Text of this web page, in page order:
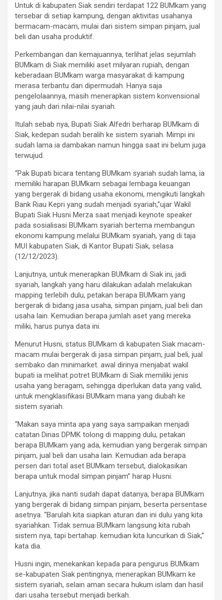
Untuk di kabupaten Siak sendiri terdapat 122 BUMkam yang
tersebar di setiap kampung, dengan aktivitas usahanya
bermacam-macam, mulai dari sistem simpan pinjam, jual
beli dan usaha produktif.
Perkembangan dan kemajuannya, terlihat jelas sejumlah
BUMkam di Siak memiliki aset milyaran rupiah, dengan
keberadaan BUMkam warga masyarakat di kampung
merasa terbantu dan dipermudah. Hanya saja
pengelolaannya, masih menerapkan sistem konvensional
yang jauh dari nilai-nilai syariah.
Itulah sebab nya, Bupati Siak Alfedri berharap BUMkam di
Siak, kedepan sudah beralih ke sistem syariah. Mimpi ini
sudah lama ia dambakan namun hingga saat ini belum juga
terwujud.
“Pak Bupati bicara tentang BUMkam syariah sudah lama, ia
memiliki harapan BUMkam sebagai lembaga keuangan
yang bergerak di bidang usaha ekonomi, mengikuti langkah
Bank Riau Kepri yang sudah menjadi syariah,”ujar Wakil
Bupati Siak Husni Merza saat menjadi keynote speaker
pada sosialisasi BUMkam syariah bertema membangun
ekonomi kampung melalui BUMkam syariah, yang di taja
MUI kabupaten Siak, di Kantor Bupati Siak, selasa
(12/12/2023).
Lanjutnya, untuk menerapkan BUMkam di Siak ini, jadi
syariah, langkah yang haru dilakukan adalah melakukan
mapping terlebih dulu, petakan berapa BUMkam yang
bergerak di bidang jasa usaha, simpan pinjam, jual beli dan
usaha lain. Kemudian berapa jumlah aset yang mereka
miliki, harus punya data ini.
Menurut Husni, status BUMkam di kabupaten Siak macam-
macam mulai bergerak di jasa simpan pinjam, jual beli, jual
sembako dan minimarket. awal dirinya menjabat wakil
bupati ia melihat potret BUMkam di Siak memiliki jenis
usaha yang beragam, sehingga diperlukan data yang valid,
untuk mengklasifikasi BUMkam mana yang diubah ke
sistem syariah.
“Makan saya minta apa yang saya sampaikan menjadi
catatan Dinas DPMK tolong di mapping dulu, petakan
berapa BUMkam yang ada, kemudian yang bergerak simpan
pinjam, jual beli dan usaha lain. Kemudian ada berapa
persen dari total aset BUMkam tersebut, dialokasikan
berapa untuk modal simpan pinjam” harap Husni.
Lanjutnya, jika nanti sudah dapat datanya, berapa BUMkam
yang bergerak di bidang simpan pinjam, beserta persentase
asetnya. “Barulah kita siapkan aturan dan ini dulu yang kita
syariahkan. Tidak semua BUMkam langsung kita rubah
sistem nya, tapi bertahap. kemudian kita luncurkan di Siak,”
kata dia.
Husni ingin, menekankan kepada para pengurus BUMkam
se-kabupaten Siak pentingnya, menerapkan BUMkam ke
sistem syariah, selain aman secara hukum islam dan hasil
dari usaha tersebut menjadi berkah.